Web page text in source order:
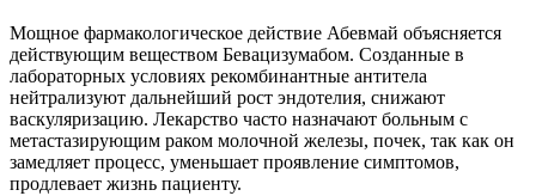
Мощное фармакологическое действие Абевмай объясняется
действующим веществом Бевацизумабом. Созданные в
лабораторных условиях рекомбинантные антитела
нейтрализуют дальнейший рост эндотелия, снижают
васкуляризацию. Лекарство часто назначают больным с
метастазирующим раком молочной железы, почек, так как он
замедляет процесс, уменьшает проявление симптомов,
продлевает жизнь пациенту.